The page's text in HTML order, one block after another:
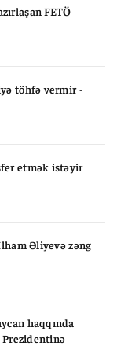
FETÖ
töhfə vermir -
etmək istəyir
Əliyevə zəng
haqqında
Prezidentinə